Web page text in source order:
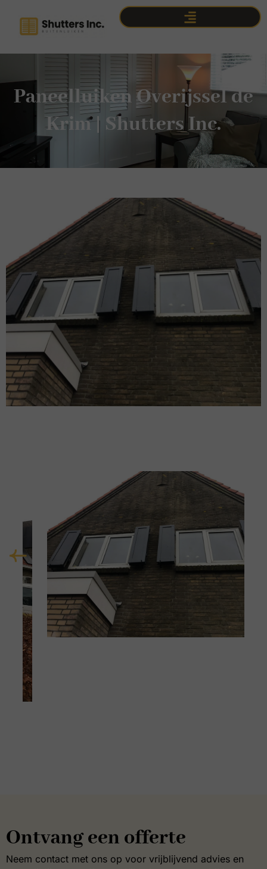
Paneelluiken Overijssel de
Krim | Shutters Inc.
Ontvang een offerte
Neem contact met ons op voor vrijblijvend advies en